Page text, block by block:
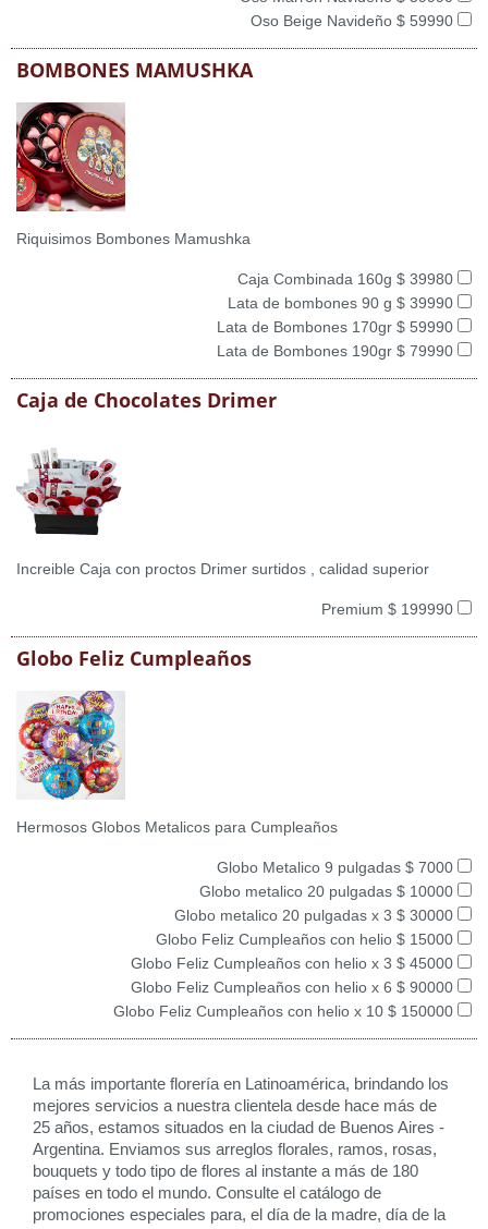
Oso Beige Navideño $ 59990
BOMBONES MAMUSHKA
Riquisimos Bombones Mamushka
Caja Combinada 160g $ 39980
Lata de bombones 90 g $ 39990
Lata de Bombones 170gr $ 59990
Lata de Bombones 190gr $ 79990
Caja de Chocolates Drimer
Increible Caja con proctos Drimer surtidos , calidad superior
Premium $ 199990
Globo Feliz Cumpleaños
Hermosos Globos Metalicos para Cumpleaños
Globo Metalico 9 pulgadas $ 7000
Globo metalico 20 pulgadas $ 10000
Globo metalico 20 pulgadas x 3 $ 30000
Globo Feliz Cumpleaños con helio $ 15000
Globo Feliz Cumpleaños con helio x 3 $ 45000
Globo Feliz Cumpleaños con helio x 6 $ 90000
Globo Feliz Cumpleaños con helio x 10 $ 150000
La más importante florería en Latinoamérica, brindando los
mejores servicios a nuestra clientela desde hace más de
25 años, estamos situados en la ciudad de Buenos Aires -
Argentina. Enviamos sus arreglos florales, ramos, rosas,
bouquets y todo tipo de flores al instante a más de 180
países en todo el mundo. Consulte el catálogo de
promociones especiales para, el día de la madre, día de la